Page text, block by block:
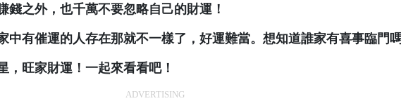
錢之外，也千萬不要忽略自己的財運！
中有催運的人存在那就不一樣了，好運難當。想知道誰家有喜事臨門
，旺家財運！一起來看看吧！
ADVERTISING